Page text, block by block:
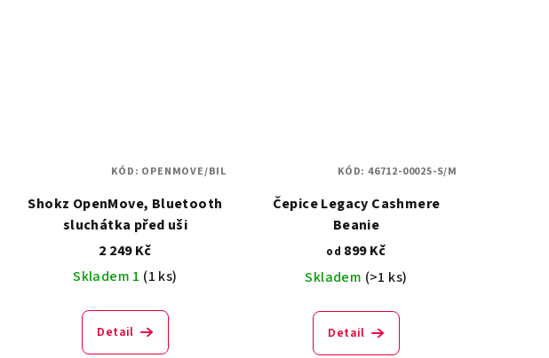
Shokz OpenMove, Bluetooth
sluchátka před uši
2 249 Kč
Skladem 1 (1 ks)
Detail
KÓD: OPENMOVE/BIL
Čepice Legacy Cashmere
Beanie
od 899 Kč
Skladem (>1 ks)
Detail
KÓD: 46712-00025-S/M